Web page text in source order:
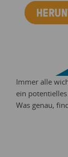
Immer alle
ein
Was genau,